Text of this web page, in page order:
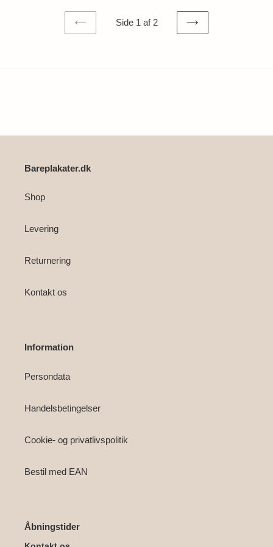
FORRIGE
Side 1 af 2
NÆSTE
Bareplakater.dk
Shop
Levering
Returnering
Kontakt os
Information
Persondata
Handelsbetingelser
Cookie- og privatlivspolitik
Bestil med EAN
Åbningstider